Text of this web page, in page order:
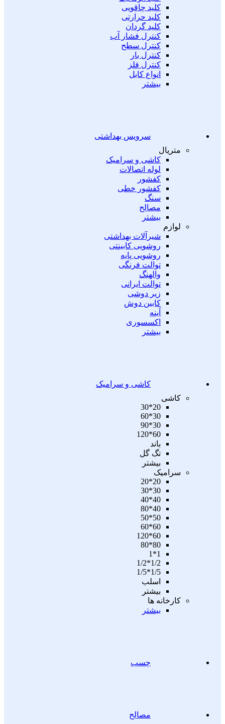
کلید چاقویی
کلید حرارتی
کلید گردان
کنترل فشار آب
کنترل سطح
کنترل بار
کنترل فلز
انواع کابل
بیشتر
سرویس بهداشتی
متریال
کاشی و سرامیک
لوله اتصالات
کفشور
کفشور خطی
سنگ
مصالح
بیشتر
لوازم
شیرآلات بهداشتی
روشویی کابینتی
روشویی پایه
توالت فرنگی
والهنگ
توالت ایرانی
زیر دوشی
کابین دوش
آینه
اکسسوری
بیشتر
کاشی و سرامیک
کاشی
20*30
30*60
30*90
60*120
باند
تگ گل
بیشتر
سرامیک
20*20
30*30
40*40
40*80
50*50
60*60
60*120
80*80
1*1
1/2*1/2
1/5*1/5
اسلب
بیشتر
کارخانه ها
بیشتر
چسب
مصالح